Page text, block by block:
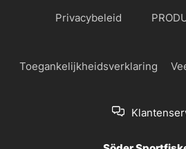
Privacybeleid
Toegankelijkheidsverklaring